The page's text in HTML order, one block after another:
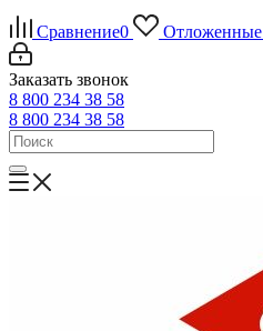
Сравнение0 Отложенные
Заказать звонок
8 800 234 38 58
8 800 234 38 58